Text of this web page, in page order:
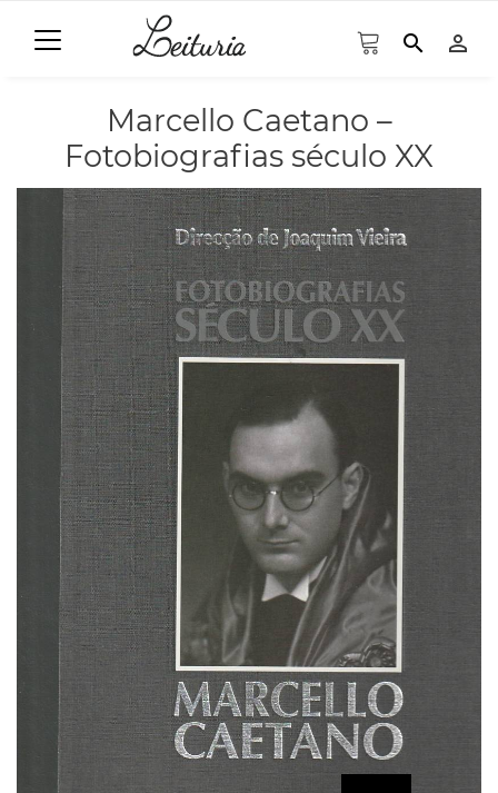
search person_outline
Marcello Caetano –
Fotobiografias século XX